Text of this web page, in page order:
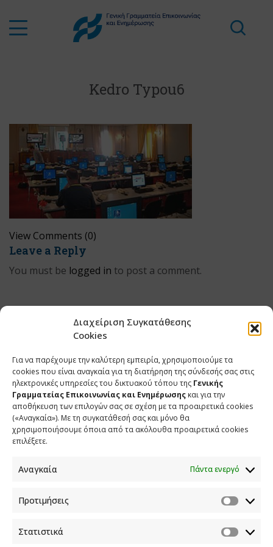
Διαχείριση Συγκατάθεσης
Cookies
Για να παρέχουμε την καλύτερη εμπειρία, χρησιμοποιούμε τα
cookies που είναι αναγκαία για τη διατήρηση της σύνδεσής σας στις
ηλεκτρονικές υπηρεσίες του δικτυακού τόπου της Γενικής
Γραμματείας Επικοινωνίας και Ενημέρωσης και για την
αποθήκευση των επιλογών σας σε σχέση με τα προαιρετικά cookies
(«Αναγκαία»). Με τη συγκατάθεσή σας και μόνο θα
χρησιμοποιήσουμε όποια από τα ακόλουθα προαιρετικά cookies
επιλέξετε.
Αναγκαία Πάντα ενεργό
Προτιμήσεις
Στατιστικά
Kedro Typou6
View Comments (0)
Leave a Reply
You must be logged in to post a comment.
ΕΠΙΚΟΙΝΩΝΙΑ
Φραγκούδη 11 & Αλεξάνδρου Πάντου
info.media@media.gov.gr